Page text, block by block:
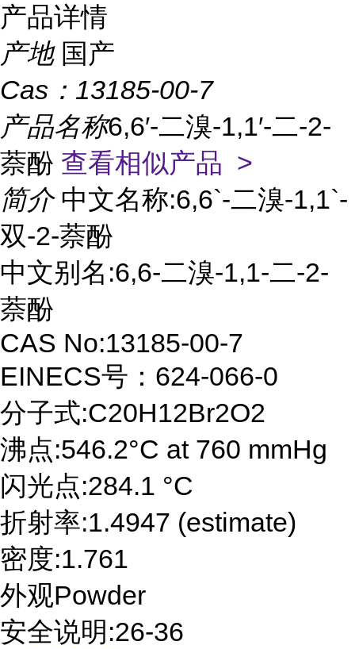
产品详情
产地 国产
Cas： 13185-00-7
产品名称6,6′-二溴-1,1′-二-2-
萘酚 查看相似产品 >
简介 中文名称:6,6`-二溴-1,1`-
双-2-萘酚
中文别名:6,6-二溴-1,1-二-2-
萘酚
CAS No:13185-00-7
EINECS号：624-066-0
分子式:C20H12Br2O2
沸点:546.2°C at 760 mmHg
闪光点:284.1 °C
折射率:1.4947 (estimate)
密度:1.761
外观Powder
安全说明:26-36